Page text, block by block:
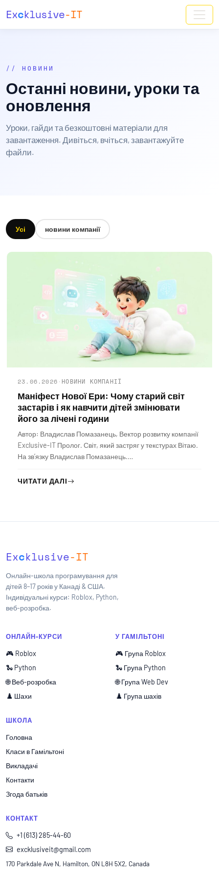
Excklusive-IT
// НОВИНИ
Останні новини, уроки та
оновлення
Уроки, гайди та безкоштовні матеріали для
завантаження. Дивіться, вчіться, завантажуйте
файли.
Усі новини компанії
23.06.2026 ·НОВИНИ КОМПАНІЇ
Маніфест Нової Ери: Чому старий світ
застарів і як навчити дітей змінювати
його за лічені години
Автор: Владислав Помазанець, Вектор розвитку компанії
Exclusive-IT Пролог. Світ, який застряг у текстурах Вітаю.
На зв’язку Владислав Помазанець.…
ЧИТАТИ ДАЛІ
Excklusive-IT
Онлайн-школа програмування для
дітей 8–17 років у Канаді & США.
Індивідуальні курси: Roblox, Python,
веб-розробка.
ОНЛАЙН-КУРСИ
🎮 Roblox
🐍 Python
🌐 Веб-розробка
♟️ Шахи
У ГАМІЛЬТОНІ
🎮 Група Roblox
🐍 Група Python
🌐 Група Web Dev
♟️ Група шахів
ШКОЛА
Головна
Класи в Гамільтоні
Викладачі
Контакти
Згода батьків
КОНТАКТ
+1 (613) 285-44-60
excklusiveit@gmail.com
170 Parkdale Ave N, Hamilton, ON L8H 5X2, Canada